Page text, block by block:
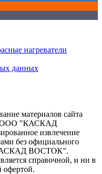
нагреватели
данных
материалов сайта
ООО "КАСКАД
извлечение
без официального
ВОСТОК".
справочной, и ни в
офертой.